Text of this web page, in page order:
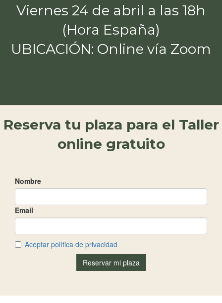
Viernes 24 de abril a las 18h
(Hora España)
UBICACIÓN: Online vía Zoom
Reserva tu plaza para el Taller
online gratuito